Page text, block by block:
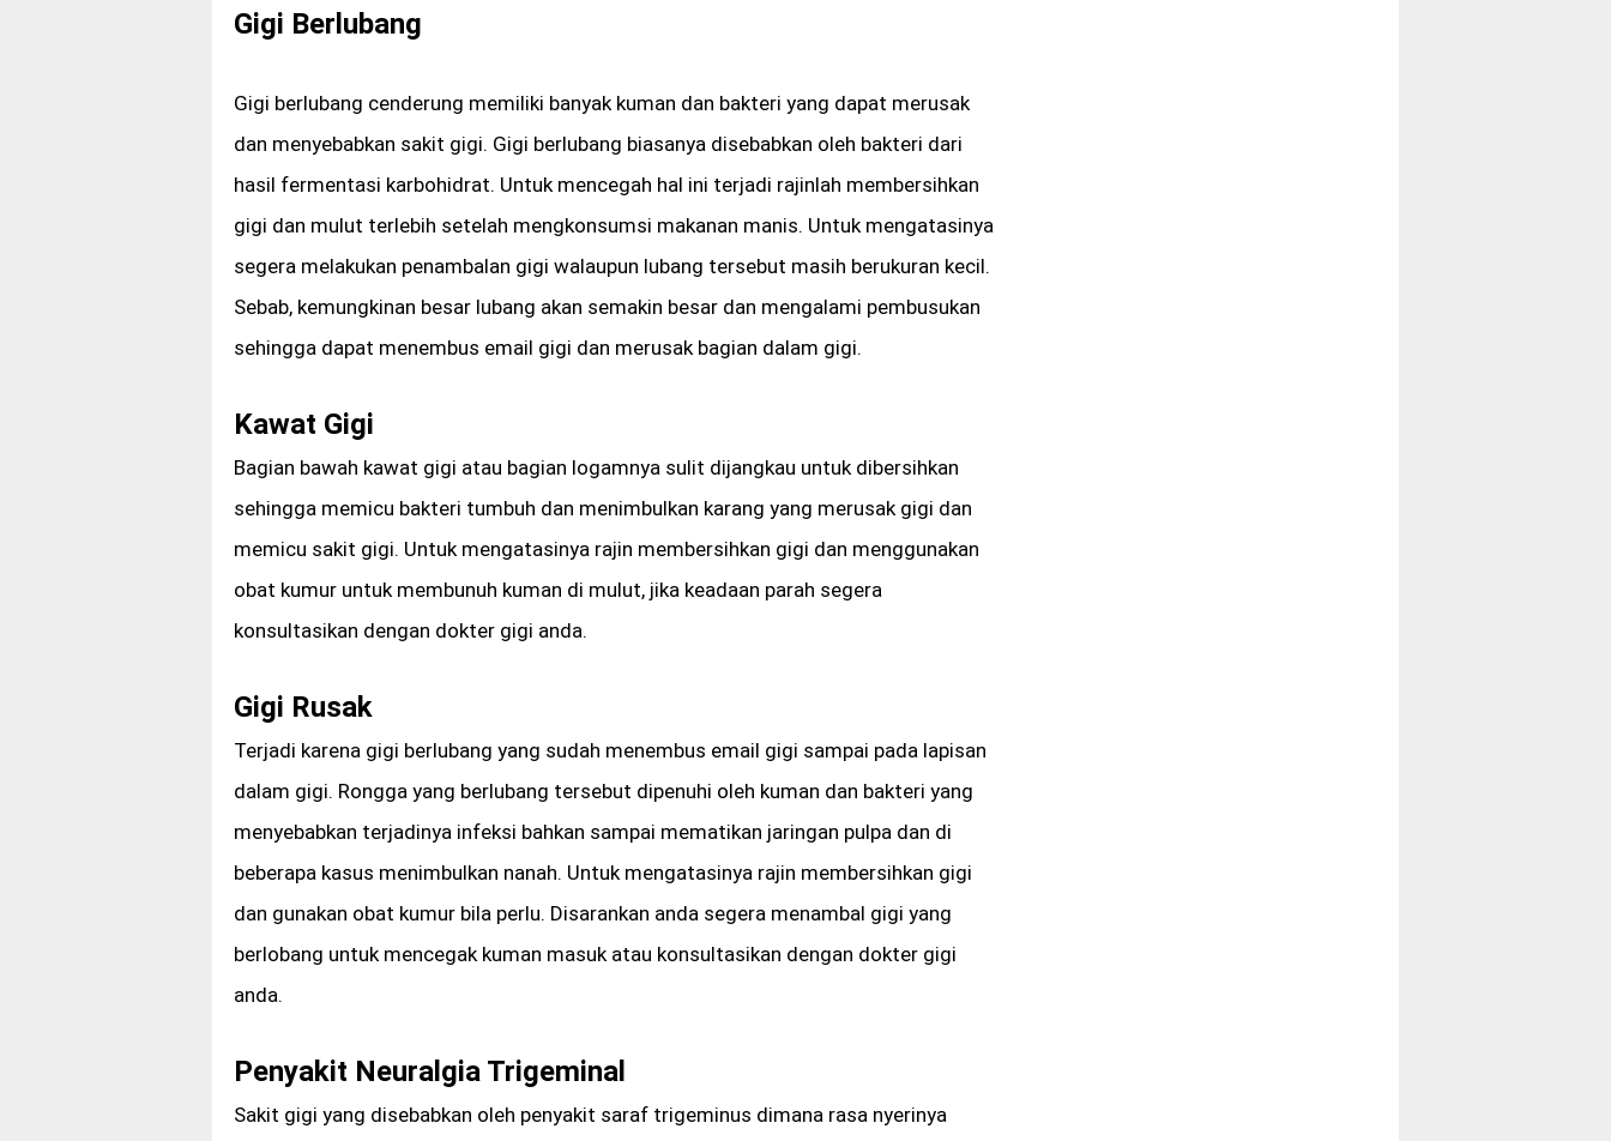
Gigi Berlubang
Gigi berlubang cenderung memiliki banyak kuman dan bakteri yang dapat merusak
dan menyebabkan sakit gigi. Gigi berlubang biasanya disebabkan oleh bakteri dari
hasil fermentasi karbohidrat. Untuk mencegah hal ini terjadi rajinlah membersihkan
gigi dan mulut terlebih setelah mengkonsumsi makanan manis. Untuk mengatasinya
segera melakukan penambalan gigi walaupun lubang tersebut masih berukuran kecil.
Sebab, kemungkinan besar lubang akan semakin besar dan mengalami pembusukan
sehingga dapat menembus email gigi dan merusak bagian dalam gigi.
Kawat Gigi
Bagian bawah kawat gigi atau bagian logamnya sulit dijangkau untuk dibersihkan
sehingga memicu bakteri tumbuh dan menimbulkan karang yang merusak gigi dan
memicu sakit gigi. Untuk mengatasinya rajin membersihkan gigi dan menggunakan
obat kumur untuk membunuh kuman di mulut, jika keadaan parah segera
konsultasikan dengan dokter gigi anda.
Gigi Rusak
Terjadi karena gigi berlubang yang sudah menembus email gigi sampai pada lapisan
dalam gigi. Rongga yang berlubang tersebut dipenuhi oleh kuman dan bakteri yang
menyebabkan terjadinya infeksi bahkan sampai mematikan jaringan pulpa dan di
beberapa kasus menimbulkan nanah. Untuk mengatasinya rajin membersihkan gigi
dan gunakan obat kumur bila perlu. Disarankan anda segera menambal gigi yang
berlobang untuk mencegak kuman masuk atau konsultasikan dengan dokter gigi
anda.
Penyakit Neuralgia Trigeminal
Sakit gigi yang disebabkan oleh penyakit saraf trigeminus dimana rasa nyerinya